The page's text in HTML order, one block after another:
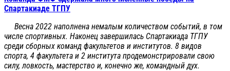
Спартакиаде ТГПУ
Весна 2022 наполнена немалым количеством событий, в том
числе спортивных. Наконец завершилась Спартакиада ТГПУ
среди сборных команд факультетов и институтов. 8 видов
спорта, 4 факультета и 2 института продемонстрировали свою
силу, ловкость, мастерство и, конечно же, командный дух.